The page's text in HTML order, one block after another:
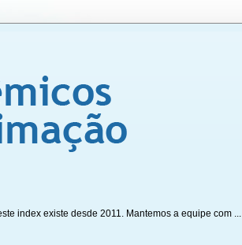
index existe desde 2011. Mantemos a equipe com ...